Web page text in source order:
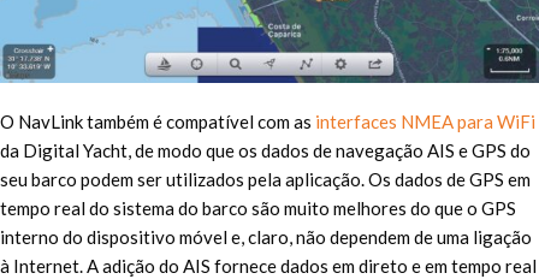
O NavLink também é compatível com as interfaces NMEA para WiFi
da Digital Yacht, de modo que os dados de navegação AIS e GPS do
seu barco podem ser utilizados pela aplicação. Os dados de GPS em
tempo real do sistema do barco são muito melhores do que o GPS
interno do dispositivo móvel e, claro, não dependem de uma ligação
à Internet. A adição do AIS fornece dados em direto e em tempo real